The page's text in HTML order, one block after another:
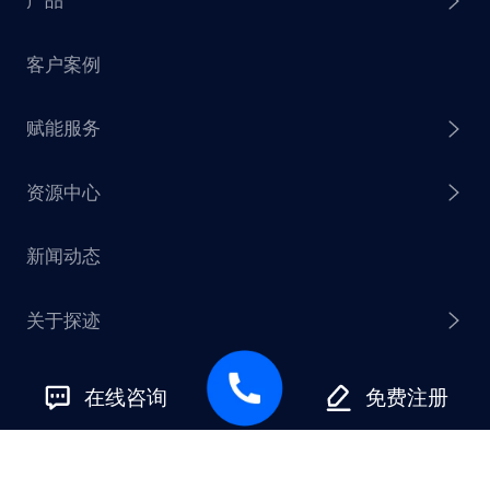
探迹 AI Agent
探迹 AI 拓客
探迹 AI 集客
探迹 AI 触达
探迹 AI CRM
客户案例
赋能服务
芒种行动
赋能计划
资源中心
销售干货
探迹大数据研究院
新闻动态
关于探迹
企业介绍
加入我们
在线咨询 免费注册